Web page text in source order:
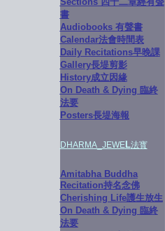
書
Audiobooks 有聲書
Calendar法會時間表
Daily Recitations早晚課
Gallery長堤剪影
History成立因緣
On Death & Dying 臨終
法要
Posters長堤海報
DHARMA_JEWEL法寳
Amitabha Buddha
Recitation持名念佛
Cherishing Life護生放生
On Death & Dying 臨終
法要